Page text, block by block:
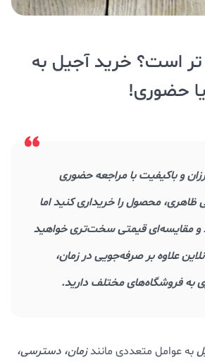
است؟ خرید آجیل به
حضوری!
و باکیفیت با مراجعه حضوری
ظاهری، محصول را خریداری کنید اما
و مقایسه‌ای قیمتی سخت‌تری خواهید
علاوه بر صرفه‌جویی در زمان،
به فروشگاه‌های مختلف دارید.
به عوامل متعددی مانندزمان، دسترسی،